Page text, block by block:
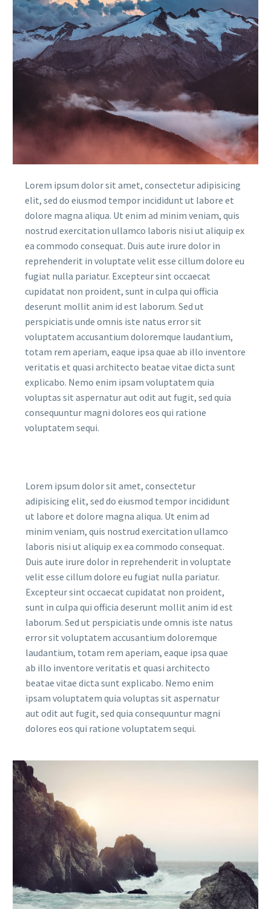
Lorem ipsum dolor sit amet, consectetur adipisicing
elit, sed do eiusmod tempor incididunt ut labore et
dolore magna aliqua. Ut enim ad minim veniam, quis
nostrud exercitation ullamco laboris nisi ut aliquip ex
ea commodo consequat. Duis aute irure dolor in
reprehenderit in voluptate velit esse cillum dolore eu
fugiat nulla pariatur. Excepteur sint occaecat
cupidatat non proident, sunt in culpa qui officia
deserunt mollit anim id est laborum. Sed ut
perspiciatis unde omnis iste natus error sit
voluptatem accusantium doloremque laudantium,
totam rem aperiam, eaque ipsa quae ab illo inventore
veritatis et quasi architecto beatae vitae dicta sunt
explicabo. Nemo enim ipsam voluptatem quia
voluptas sit aspernatur aut odit aut fugit, sed quia
consequuntur magni dolores eos qui ratione
voluptatem sequi.
Lorem ipsum dolor sit amet, consectetur
adipisicing elit, sed do eiusmod tempor incididunt
ut labore et dolore magna aliqua. Ut enim ad
minim veniam, quis nostrud exercitation ullamco
laboris nisi ut aliquip ex ea commodo consequat.
Duis aute irure dolor in reprehenderit in voluptate
velit esse cillum dolore eu fugiat nulla pariatur.
Excepteur sint occaecat cupidatat non proident,
sunt in culpa qui officia deserunt mollit anim id est
laborum. Sed ut perspiciatis unde omnis iste natus
error sit voluptatem accusantium doloremque
laudantium, totam rem aperiam, eaque ipsa quae
ab illo inventore veritatis et quasi architecto
beatae vitae dicta sunt explicabo. Nemo enim
ipsam voluptatem quia voluptas sit aspernatur
aut odit aut fugit, sed quia consequuntur magni
dolores eos qui ratione voluptatem sequi.